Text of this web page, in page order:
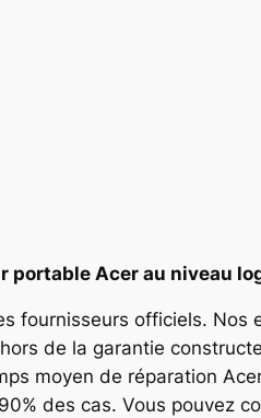
portable Acer au niveau
fournisseurs officiels.
de la garantie
moyen de réparation
des cas. Vous pouvez